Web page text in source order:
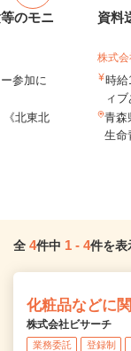
のモニ
参加に
北東北
資料
株式
時給
ィ
青森
生命
全 4件中 1 - 4件を表
化粧品などに
株式会社ビサーチ
業務委託 登録制